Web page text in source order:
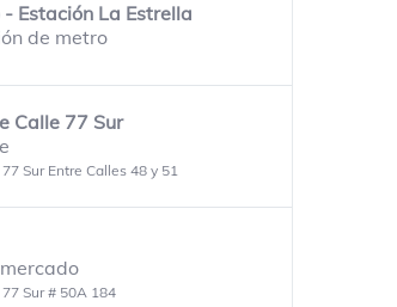
Estación La Estrella
de metro
Calle 77 Sur
Sur Entre Calles 48 y 51
Sur # 50A 184